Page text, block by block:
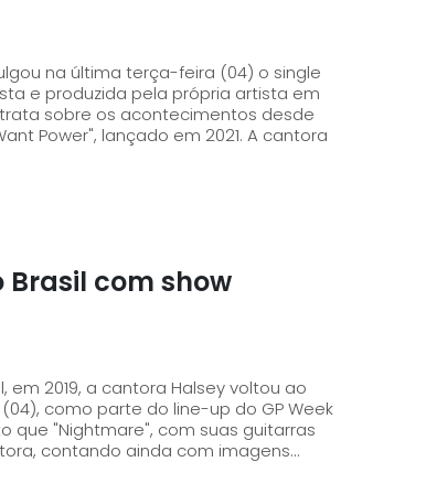
na última terça-feira (04) o single
sobre os acontecimentos desde
Power", lançado em 2021. A cantora
com show
2019, a cantora Halsey voltou ao
como parte do line-up do GP Week
contando ainda com imagens...